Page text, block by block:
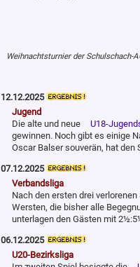
Weihnachtsturnier der Schulschach-
12.12.2025
Jugend
Die alte und neue
U18-
gewinnen. Noch gibt es einige
Oscar Balser souverän, hat den
07.12.2025
Verbandsliga
Nach den ersten drei
Wersten, die bisher alle
unterlagen den Gästen mit
06.12.2025
U20-Bezirksliga